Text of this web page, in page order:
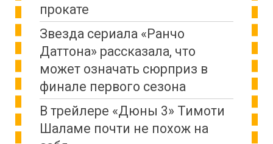
прокате
Звезда сериала «Ранчо
Даттона» рассказала, что
может означать сюрприз в
финале первого сезона
В трейлере «Дюны 3» Тимоти
Шаламе почти не похож на